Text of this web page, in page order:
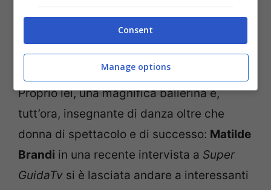
Matilde Brandi (Foto Instagram)
Proprio lei, una magnifica ballerina e,
tutt’ora, insegnante di danza oltre che
donna di spettacolo e di successo: Matilde
Brandi in una recente intervista a Super
GuidaTv si è lasciata andare a interessanti
Consent
Manage options